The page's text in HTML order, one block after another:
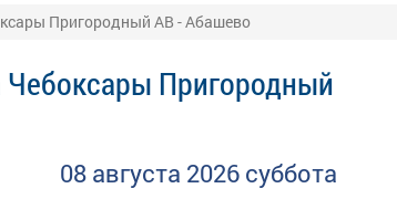
Пригородный АВ - Абашево
Чебоксары Пригородный
08 августа 2026 суббота